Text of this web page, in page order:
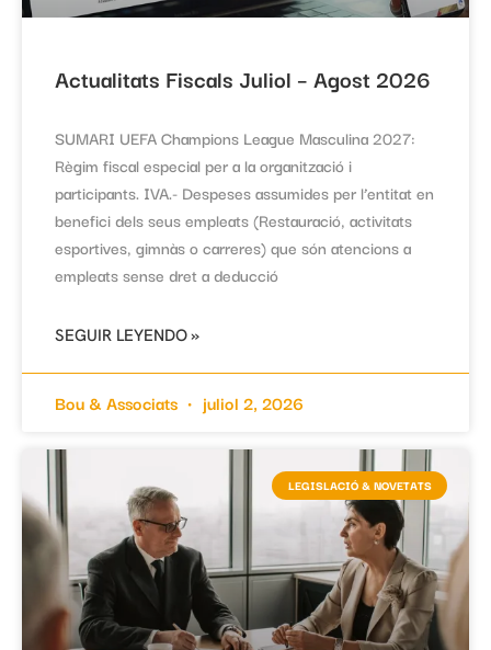
Actualitats Fiscals Juliol – Agost 2026
SUMARI UEFA Champions League Masculina 2027:
Règim fiscal especial per a la organització i
participants. IVA.- Despeses assumides per l’entitat en
benefici dels seus empleats (Restauració, activitats
esportives, gimnàs o carreres) que són atencions a
empleats sense dret a deducció
SEGUIR LEYENDO »
Bou & Associats juliol 2, 2026
LEGISLACIÓ & NOVETATS